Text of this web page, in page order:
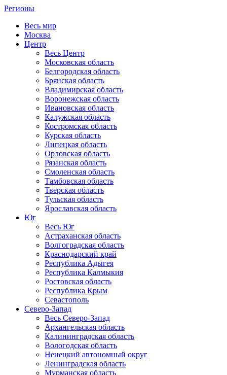
Регионы
Весь мир
Москва
Центр
Весь Центр
Московская область
Белгородская область
Брянская область
Владимирская область
Воронежская область
Ивановская область
Калужская область
Костромская область
Курская область
Липецкая область
Орловская область
Рязанская область
Смоленская область
Тамбовская область
Тверская область
Тульская область
Ярославская область
Юг
Весь Юг
Астраханская область
Волгоградская область
Краснодарский край
Республика Адыгея
Республика Калмыкия
Ростовская область
Республика Крым
Севастополь
Северо-Запад
Весь Северо-Запад
Архангельская область
Калининградская область
Вологодская область
Ненецкий автономный округ
Ленинградская область
Мурманская область